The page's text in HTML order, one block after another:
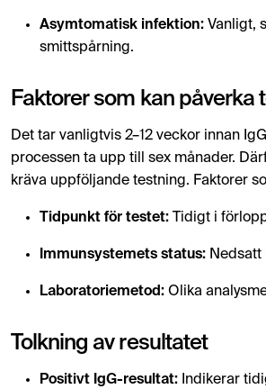
Asymtomatisk infektion: Vanligt,
smittspårning.
Faktorer som kan påverka
Det tar vanligtvis 2–12 veckor innan
processen ta upp till sex månader.
kräva uppföljande testning. Faktorer
Tidpunkt för testet: Tidigt i
Immunsystemets status:
Laboratoriemetod: Olika
Tolkning av resultatet
Positivt IgG-resultat: Indikerar